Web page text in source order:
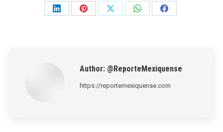
Share
Share
Share
Share
Share
Author: @ReporteMexiquense
https://reportemexiquense.com